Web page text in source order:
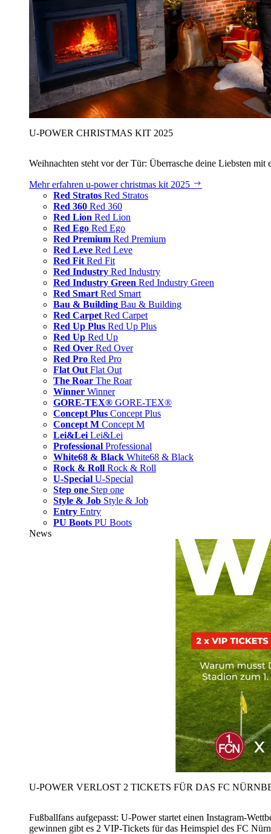
U‑POWER CHRISTMAS KIT 2025
Weihnachten steht vor der Tür: Überrasche deine Liebsten
Mehr erfahren u‑power christmas kit 2025
Red Stratos Red Stratos
Red 360 Red 360
Red Lion Red Lion
Red Ego Red Ego
Red Premium Red Premium
Red Leve Red Leve
Red Fit Red Fit
Red Industry Red Industry
Red Industry Green Red Industry Green
Red Smart Red Smart
Bau & Building Bau & Building
Red Carpet Red Carpet
Red Up Plus Red Up Plus
Red Up Red Up
Red Over Red Over
Red Pro Red Pro
Flat Out Flat Out
The Roar The Roar
Winner Winner
GORE-TEX® GORE-TEX®
Concept Plus Concept Plus
Concept M Concept M
Lei&Lei Lei&Lei
Professional Professional
White68 & Black White68 & Black
Rock & Roll Rock & Roll
U-Special U-Special
Step one Step one
Style & Job Style & Job
Entry Entry
PU Boots PU Boots
News
U‑POWER VERLOST 2 TICKETS FÜR DAS FC
Fußballfans aufgepasst: U‑Power startet einen Instagram-
gewinnen gibt es 2 VIP-Tickets für das Heimspiel des FC